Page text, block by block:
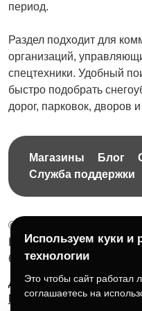
период.
Раздел подходит для
организаций,
спецтехники. Удобный
быстро подобрать
дорог, парковок,
Магазины Блог
Служба поддержки
© 2026 Бесплатная доска
НПД Краснорудская
614404606809
Документы и правила
Партнёрам
Roadmap
Используем куки и
технологии
Это чтобы сайт работал
соглашаетесь на